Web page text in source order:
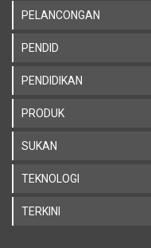
PELANCONGAN
PENDID
PENDIDIKAN
PRODUK
SUKAN
TEKNOLOGI
TERKINI